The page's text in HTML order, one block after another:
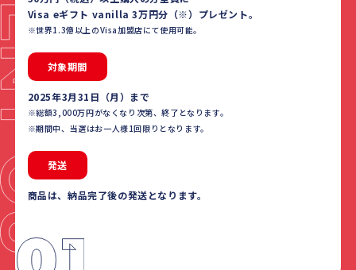
Visa eギフト vanilla 3万円分（※）プレゼント。
※世界1.3億以上のVisa加盟店にて使用可能。
対象期間
2025年3月31日（月）まで
※総額3,000万円がなくなり次第、終了となります。
※期間中、当選はお一人様1回限りとなります。
発送
商品は、納品完了後の発送となります。